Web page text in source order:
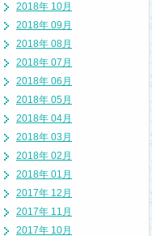
2018年 10月
2018年 09月
2018年 08月
2018年 07月
2018年 06月
2018年 05月
2018年 04月
2018年 03月
2018年 02月
2018年 01月
2017年 12月
2017年 11月
2017年 10月